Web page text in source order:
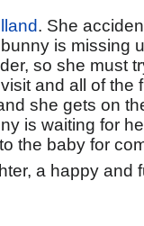
. She
is missing
so she must
and all of the
she gets on
is waiting for
the baby for
a happy and